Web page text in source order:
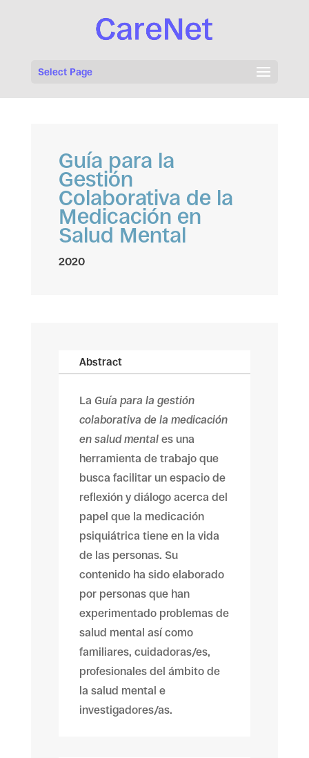
Select Page
Guía para la
Gestión
Colaborativa de la
Medicación en
Salud Mental
2020
Abstract
La Guía para la gestión
colaborativa de la medicación
en salud mentales una
herramienta de trabajo que
busca facilitar un espacio de
reflexión y diálogo acerca del
papel que la medicación
psiquiátrica tiene en la vida
de las personas. Su
contenido ha sido elaborado
por personas que han
experimentado problemas de
salud mental así como
familiares, cuidadoras/es,
profesionales del ámbito de
la salud mental e
investigadores/as.